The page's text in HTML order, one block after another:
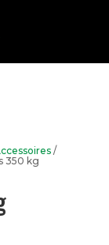
/
350 kg